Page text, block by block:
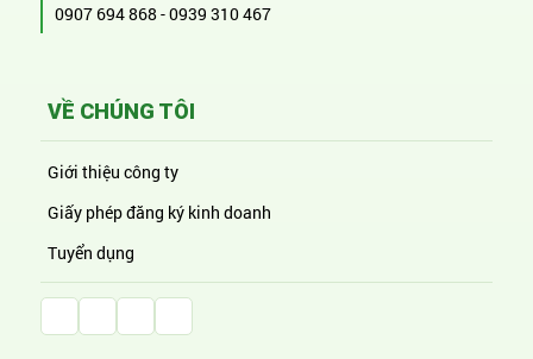
0907 694 868 -0939 310 467
VỀ CHÚNG TÔI
Giới thiệu công ty
Giấy phép đăng ký kinh doanh
Tuyển dụng